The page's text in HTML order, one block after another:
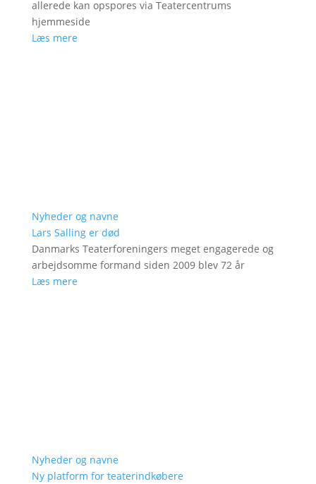
allerede kan opspores via Teatercentrums
hjemmeside
Læs mere
Nyheder og navne
Lars Salling er død
Danmarks Teaterforeningers meget engagerede og
arbejdsomme formand siden 2009 blev 72 år
Læs mere
Nyheder og navne
Ny platform for teaterindkøbere